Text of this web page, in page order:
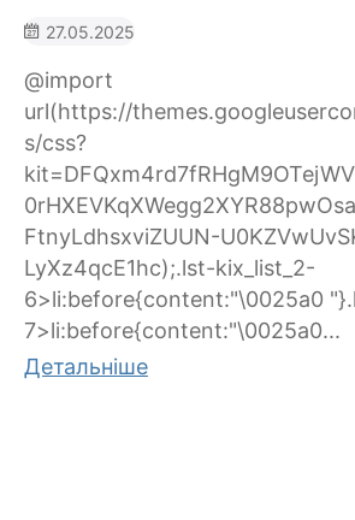
27.05.2025
@import
url(https://
s/css?
FtnyLdhsxviZUUN-
LyXz4qcE1hc);.lst-kix_list_2-
6>li:before{content:"\0025a0
7>li:before{content:"\0025a0...
Детальніше